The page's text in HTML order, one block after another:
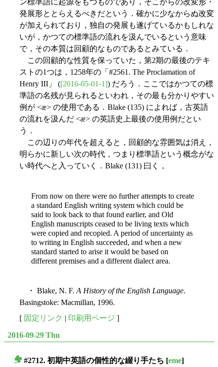
ン標準語に起源をもつものであり，そこからの改変形・
発展形ととらえるべきだという．確かに少なからぬ改変
が加えられており，独自の発展も遂げているかもしれな
いが，かつての標準語の流れを汲んでいるという意味
で，その本質は回顧的なものであるとみている．
この回顧的な性質を保っていた，第2期の最後のテキ
ストの1つは，1258年の「#2561. The Proclamation of
Henry III」 ([2016-05-01-1]) だろう．ここではかつての標
準語の名残が見られるといわれ，その最も分かりやすい
例が <æ> の使用である．Blake (135) によれば，古英語
の流れを汲んだ <æ> の英語史上最後の使用例だとい
う．
この辺りの年代を超えると，回顧的な雰囲気は消え，
明らかに新しい次の時代，つまり標準語という概念がな
い時代へと入っていく．Blake (131) 曰く，
From now on there were no further attempts to create
a standard English writing system which could be
said to look back to that found earlier, and Old
English manuscripts ceased to be living texts which
were copied and recopied. A period of uncertainty as
to writing in English succeeded, and when a new
standard started to arise it would be based on
different premises and a different dialect area.
・ Blake, N. F.A History of the English Language.
Basingstoke: Macmillan, 1996.
[ 固定リンク 印刷用ページ ]
2016-09-29 Thu
#2712. 初期中英語の個性的な綴り手たち [eme]